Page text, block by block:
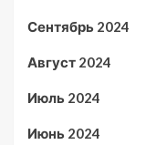
Сентябрь 2024
Август 2024
Июль 2024
Июнь 2024